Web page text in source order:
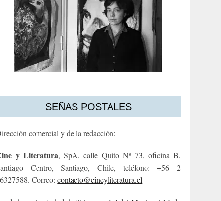
SEÑAS POSTALES
comercial y de la redacción:
y Literatura, SpA, calle Quito Nº 73, oficina B,
Centro, Santiago, Chile, teléfono: +56 2
Correo:contacto@cineyliteratura.cl